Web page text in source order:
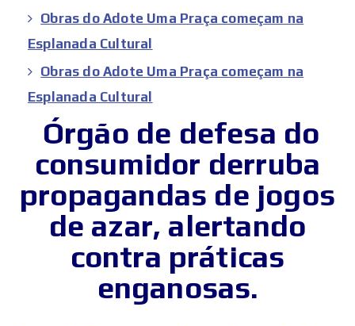
Obras do Adote Uma Praça começam na
Esplanada Cultural
Obras do Adote Uma Praça começam na
Esplanada Cultural
Órgão de defesa do
consumidor derruba
propagandas de jogos
de azar, alertando
contra práticas
enganosas.